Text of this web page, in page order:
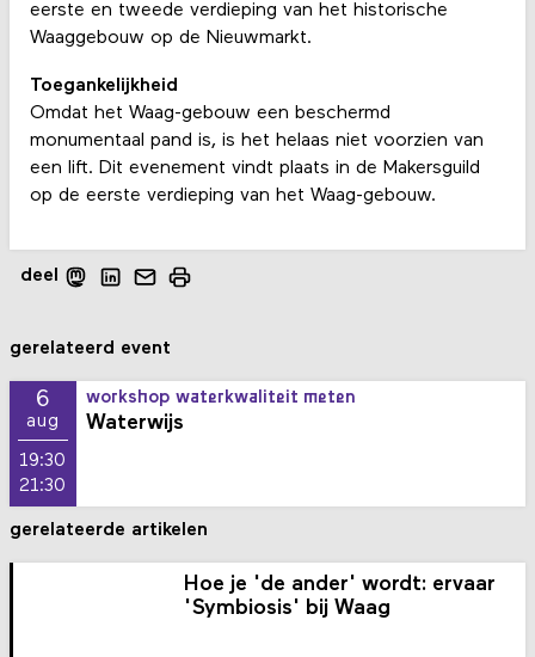
eerste en tweede verdieping van het historische
Waaggebouw op de Nieuwmarkt.
Toegankelijkheid
Omdat het Waag-gebouw een beschermd
monumentaal pand is, is het helaas niet voorzien van
een lift. Dit evenement vindt plaats in de Makersguild
op de eerste verdieping van het Waag-gebouw.
deel
gerelateerd event
6
aug
19:30
21:30
workshop waterkwaliteit meten
Waterwijs
gerelateerde artikelen
Hoe je 'de ander' wordt: ervaar
'Symbiosis' bij Waag